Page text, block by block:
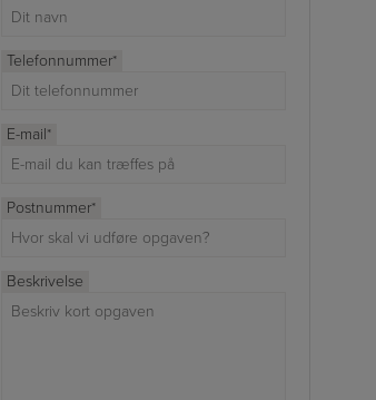
Telefonnummer*
E-mail*
Postnummer*
Beskrivelse